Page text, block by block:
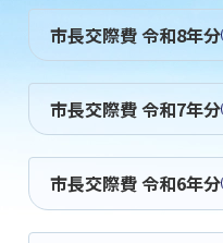
市長交際費 令和8年分
市長交際費 令和7年分
市長交際費 令和6年分